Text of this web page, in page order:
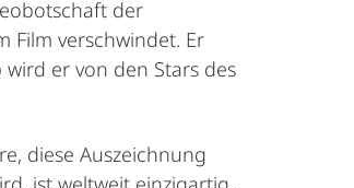
der
Film verschwindet. Er
er von den Stars des
diese Auszeichnung